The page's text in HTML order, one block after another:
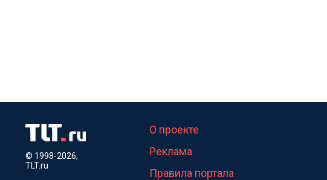
© 1998-2026,
TLT.ru
О проекте
Реклама
Правила портала